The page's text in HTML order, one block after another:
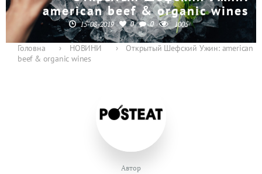
american beef & organic wines
15-08-2019 0 0 1005
Головна › НОВИНИ ›
Открытый Шефский Ужин: american
beef & organic wines
Автор